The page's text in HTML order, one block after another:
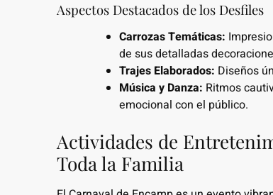
Aspectos Destacados de los Desfiles
Carrozas Temáticas:
de sus detalladas
Trajes Elaborados: Diseños
Música y Danza: Ritmos
emocional con el público.
Actividades de
Toda la Familia